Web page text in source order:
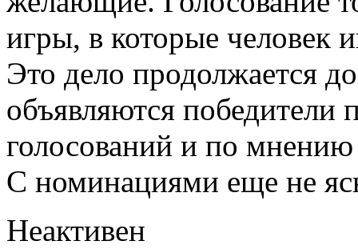
игры, в которые человек
Это дело продолжается
объявляются победители
голосований и по мнению
С номинациями еще не
Неактивен